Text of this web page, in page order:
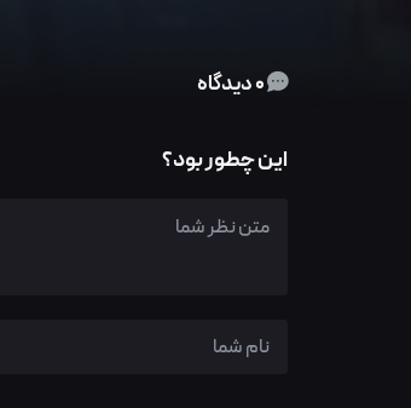
0 دیدگاه
این چطور بود؟